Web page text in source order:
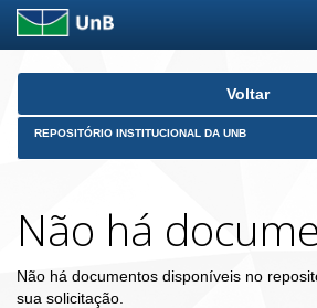
Skip
Voltar
REPOSITÓRIO INSTITUCIONAL DA UNB
Não há
Não há documentos disponíveis no
sua solicitação.